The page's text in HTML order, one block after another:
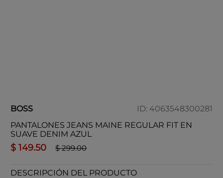
BOSS ID: 4063548300281
PANTALONES JEANS MAINE REGULAR FIT EN
SUAVE DENIM AZUL
$ 149.50 $ 299.00
DESCRIPCIÓN DEL PRODUCTO